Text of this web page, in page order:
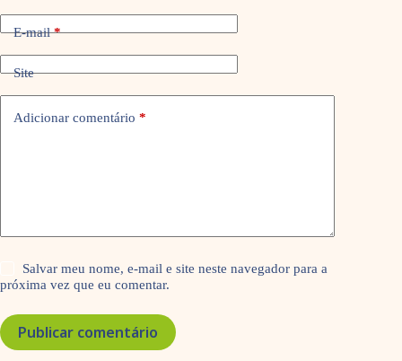
E-mail*
Site
Adicionar comentário *
Salvar meu nome, e-mail e site neste navegador para a
próxima vez que eu comentar.
Publicar comentário